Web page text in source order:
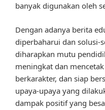
banyak digunakan oleh
Dengan adanya berita
diperbaharui dan solusi-
diharapkan mutu
meningkat dan
berkarakter, dan siap
upaya-upaya yang
dampak positif yang